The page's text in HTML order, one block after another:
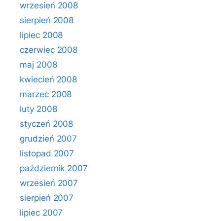
wrzesień 2008
sierpień 2008
lipiec 2008
czerwiec 2008
maj 2008
kwiecień 2008
marzec 2008
luty 2008
styczeń 2008
grudzień 2007
listopad 2007
październik 2007
wrzesień 2007
sierpień 2007
lipiec 2007